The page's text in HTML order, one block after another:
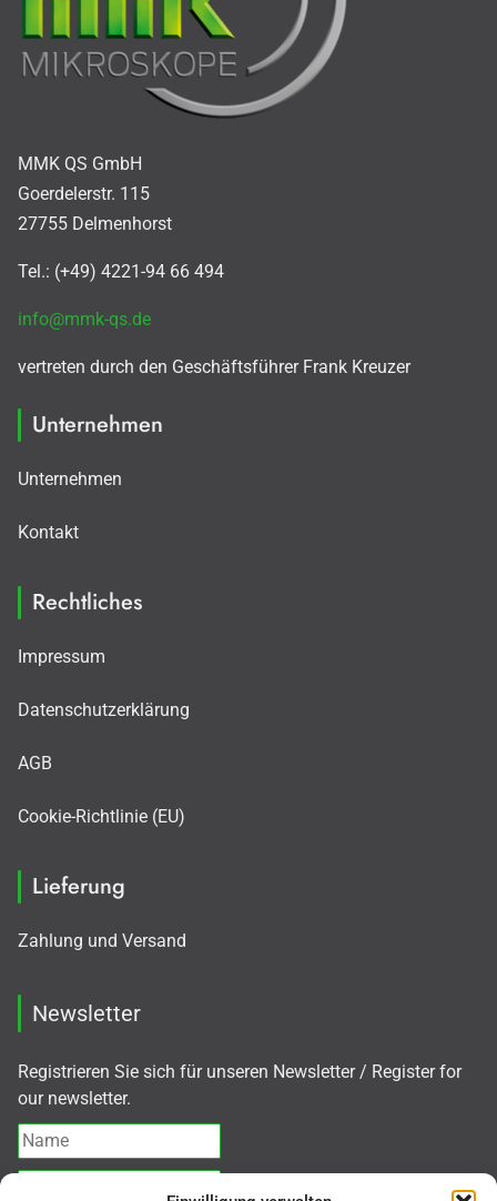
MMK QS GmbH
Goerdelerstr. 115
27755 Delmenhorst
Tel.: (+49) 4221-94 66 494
info@mmk-qs.de
vertreten durch den Geschäftsführer Frank Kreuzer
Unternehmen
Unternehmen
Kontakt
Rechtliches
Impressum
Datenschutzerklärung
AGB
Cookie-Richtlinie (EU)
Lieferung
Zahlung und Versand
Newsletter
Registrieren Sie sich für unseren Newsletter / Register for
our newsletter.